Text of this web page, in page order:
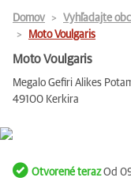
Domov Vyhľadajte
Moto Voulgaris
Moto Voulgaris
Megalo Gefiri Alikes
49100 Kerkira
Otvorené terazOd